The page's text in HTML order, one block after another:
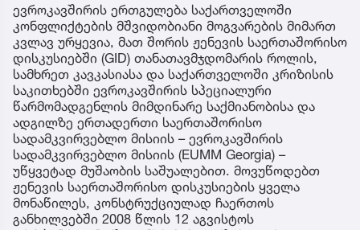
ევროკავშირის ერთგულება საქართველოში
კონფლიქტების მშვიდობიანი მოგვარების მიმართ
კვლავ ურყევია, მათ შორის ჟენევის საერთაშორისო
დისკუსიებში (GID) თანათავმჯდომარის როლის,
სამხრეთ კავკასიასა და საქართველოში კრიზისის
საკითხებში ევროკავშირის სპეციალური
წარმომადგენლის მიმდინარე საქმიანობისა და
ადგილზე ერთადერთი საერთაშორისო
სადამკვირვებლო მისიის – ევროკავშირის
სადამკვირვებლო მისიის (EUMM Georgia) –
უწყვეტად მუშაობის საშუალებით. მოვუწოდებთ
ჟენევის საერთაშორისო დისკუსიების ყველა
მონაწილეს, კონსტრუქციულად ჩაერთოს
განხილვებში 2008 წლის 12 აგვისტოს